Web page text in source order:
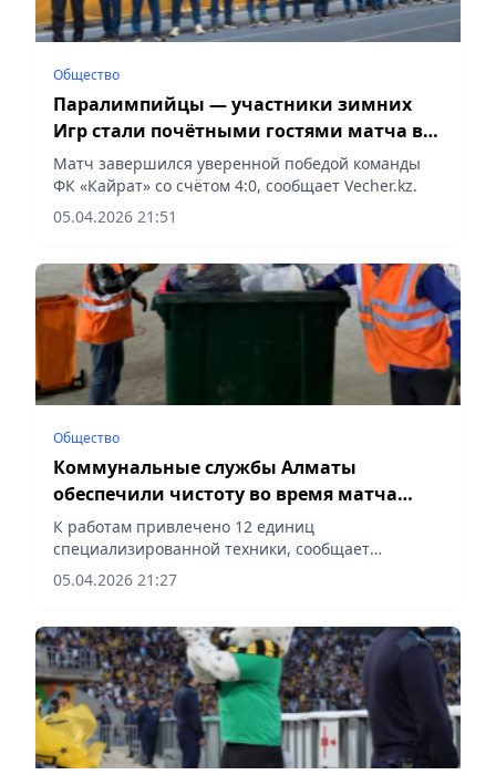
Общество
Паралимпийцы — участники зимних
Игр стали почётными гостями матча в
Алматы
Матч завершился уверенной победой команды
ФК «Кайрат» со счётом 4:0, сообщает Vecher.kz.
05.04.2026 21:51
Общество
Коммунальные службы Алматы
обеспечили чистоту во время матча
«Кайрат» – «Астана»
К работам привлечено 12 единиц
специализированной техники, сообщает
Vecher.kz.
05.04.2026 21:27